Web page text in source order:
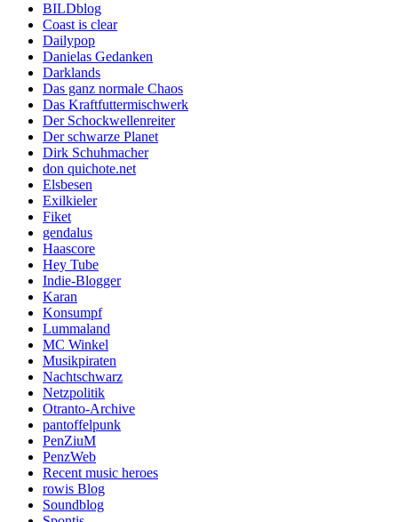
BILDblog
Coast is clear
Dailypop
Danielas Gedanken
Darklands
Das ganz normale Chaos
Das Kraftfuttermischwerk
Der Schockwellenreiter
Der schwarze Planet
Dirk Schuhmacher
don quichote.net
Elsbesen
Exilkieler
Fiket
gendalus
Haascore
Hey Tube
Indie-Blogger
Karan
Konsumpf
Lummaland
MC Winkel
Musikpiraten
Nachtschwarz
Netzpolitik
Otranto-Archive
pantoffelpunk
PenZiuM
PenzWeb
Recent music heroes
rowis Blog
Soundblog